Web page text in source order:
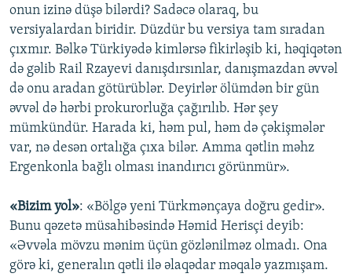
onun izinə düşə bilərdi? Sadəcə olaraq, bu
versiyalardan biridir. Düzdür bu versiya tam sıradan
çıxmır. Bəlkə Türkiyədə kimlərsə fikirləşib ki, həqiqətən
də gəlib Rail Rzayevi danışdırsınlar, danışmazdan əvvəl
də onu aradan götürüblər. Deyirlər ölümdən bir gün
əvvəl də hərbi prokurorluğa çağırılıb. Hər şey
mümkündür. Harada ki, həm pul, həm də çəkişmələr
var, nə desən ortalığa çıxa bilər. Amma qətlin məhz
Ergenkonla bağlı olması inandırıcı görünmür».
«Bizim yol»: «Bölgə yeni Türkmənçaya doğru gedir».
Bunu qəzetə müsahibəsində Həmid Herisçi deyib:
«Əvvəla mövzu mənim üçün gözlənilməz olmadı. Ona
görə ki, generalın qətli ilə əlaqədar məqalə yazmışam.